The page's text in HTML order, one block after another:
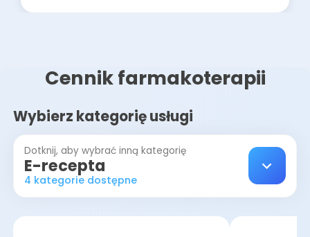
Cennik farmakoterapii
Wybierz kategorię usługi
Dotknij, aby wybrać inną kategorię
E-recepta
4 kategorie dostępne